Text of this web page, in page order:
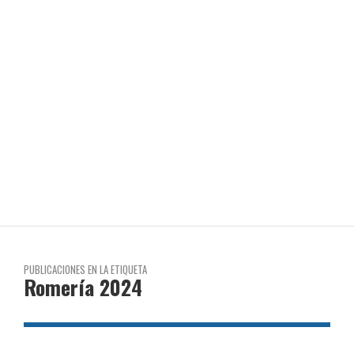
PUBLICACIONES EN LA ETIQUETA
Romería 2024